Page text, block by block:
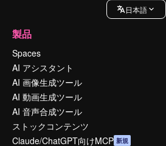
日本語
製品
Spaces
AI アシスタント
AI 画像生成ツール
AI 動画生成ツール
AI 音声合成ツール
ストックコンテンツ
Claude/ChatGPT向けMCP 新規